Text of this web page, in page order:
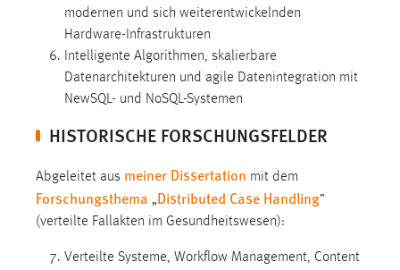
modernen und sich weiterentwickelnden
Hardware-Infrastrukturen
Intelligente Algorithmen, skalierbare
Datenarchitekturen und agile Datenintegration mit
NewSQL- und NoSQL-Systemen
HISTORISCHE FORSCHUNGSFELDER
Abgeleitet aus meiner Dissertation mit dem
Forschungsthema „Distributed Case Handling”
(verteilte Fallakten im Gesundheitswesen):
Verteilte Systeme, Workflow Management, Content
Cookie Laufzeit:
5e9dbeb1811c0446 = Sitzungslaufzeit, mibew_locale = 3
Jahre, MIBEW_UserID = 1 Jahr
Login
Name:
fe_user, be_user, be_lastLoginProvider
Zweck:
einloggen zu können.